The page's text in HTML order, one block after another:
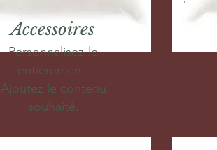
Accessoires
Personnalisez-le
entièrement.
Ajoutez le contenu
souhaité.